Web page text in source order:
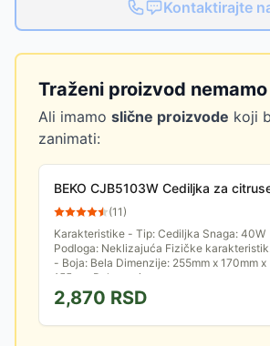
Kontaktirajte
Traženi proizvod
Ali imamo slične proizvode koji
zanimati:
BEKO CJB5103W Cediljka za
(11)
Karakteristike - Tip: Cediljka Snaga: 40W
Podloga: Neklizajuća Fizičke karakteristike
- Boja: Bela Dimenzije: 255mm x 170mm x
155mm Pakovanje:...
2,870 RSD